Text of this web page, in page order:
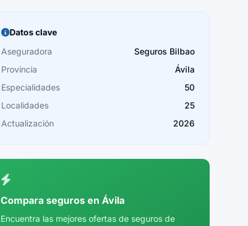
Burgos
Cáceres
Cádiz
Cantabria
Castellón
Córdoba
Cuenca
Datos clave
Aseguradora
Seguros Bilbao
Provincia
Ávila
Especialidades
50
Localidades
25
Actualización
2026
Compara seguros en Ávila
Encuentra las mejores ofertas de seguros de